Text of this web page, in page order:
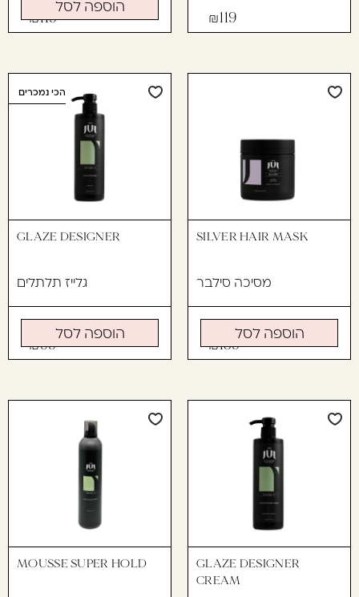
119
119
הוספה לסל
SILVER HAIR MASK
מסיכה סילבר
159
הוספה לסל
הכי נמכרים
GLAZE DESIGNER
גלייז תלתלים
99
הוספה לסל
GLAZE DESIGNER
CREAM
MOUSSE SUPER HOLD